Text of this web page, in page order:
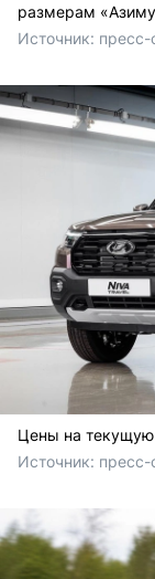
размерам
Источник: пресс-
Цены на текущую
Источник: